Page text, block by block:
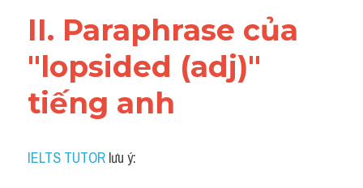
II. Paraphrase của
"lopsided (adj)"
tiếng anh
IELTS TUTOR lưu ý: